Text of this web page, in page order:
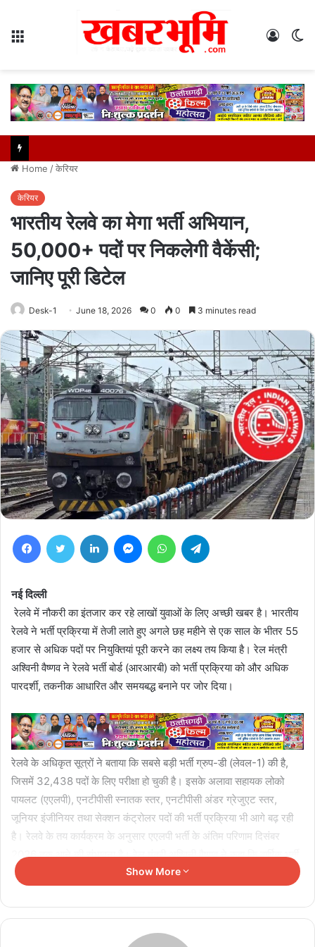
Log
Home /केरियर
केरियर
भारतीय रेलवे का मेगा भर्ती अभियान,
50,000+ पदों पर निकलेगी वैकेंसी;
जानिए पूरी डिटेल
Desk-1 June 18, 2026 0 0 3 minutes read
FacebookTwitter LinkedIn MessengerWhatsApp
नई दिल्ली
रेलवे में नौकरी का इंतजार कर रहे लाखों युवाओं के लिए अच्छी खबर है। भारतीय
रेलवे ने भर्ती प्रक्रिया में तेजी लाते हुए अगले छह महीने से एक साल के भीतर 55
हजार से अधिक पदों पर नियुक्तियां पूरी करने का लक्ष्य तय किया है। रेल मंत्री
अश्विनी वैष्णव ने रेलवे भर्ती बोर्ड (आरआरबी) को भर्ती प्रक्रिया को और अधिक
पारदर्शी, तकनीक आधारित और समयबद्ध बनाने पर जोर दिया।
रेलवे के अधिकृत सूत्रों ने बताया कि सबसे बड़ी भर्ती ग्रुप-डी (लेवल-1) की है,
जिसमें 32,438 पदों के लिए परीक्षा हो चुकी है। इसके अलावा सहायक लोको
पायलट (एएलपी), एनटीपीसी स्नातक स्तर, एनटीपीसी अंडर ग्रेजुएट स्तर,
जूनियर इंजीनियर तथा सेक्शन कंट्रोलर पदों की भर्ती प्रक्रिया भी आगे बढ़ रही
है। रेलवे के तय कार्यक्रम के अनुसार एएलपी भर्ती के अंतिम परिणाम दिसंबर
2026 तक आने की संभावना है। रेल मंत्री अश्विनी वैष्णव ने कहा कि वार्षिक भर्ती
कैलेंडर और रिक्तियों की नियमित अधिसूचना से उम्मीदवारों को अपनी तैयारी की
कंप्यूटर आधारित परीक्षा (सीबीटी) प्रणाली में स्थानांतरित करने की दिशा में आगे
Show More